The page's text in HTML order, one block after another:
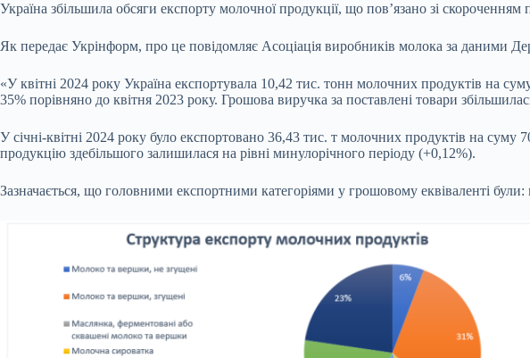
Україна збільшила обсяги експорту молочної продукції, що пов’язано зі
Як передає Укрінформ, про це повідомляє Асоціація виробників молока за даними
«У квітні 2024 року Україна експортувала 10,42 тис. тонн молочних продуктів на
35% порівняно до квітня 2023 року. Грошова виручка за поставлені товари
У січні-квітні 2024 року було експортовано 36,43 тис. т молочних продуктів на
продукцію здебільшого залишилася на рівні минулорічного періоду (+0,12%).
Зазначається, що головними експортними категоріями у грошовому еквіваленті